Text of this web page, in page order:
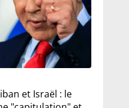
et Israël : le